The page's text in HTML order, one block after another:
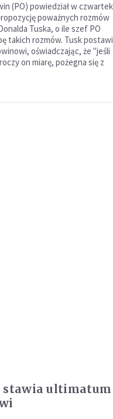
(PO) powiedział w
poważnych rozmów
Tuska, o ile szef PO
takich rozmów. Tusk
oświadczając, że "jeśli
on miarę, pożegna się z
stawia ultimatum